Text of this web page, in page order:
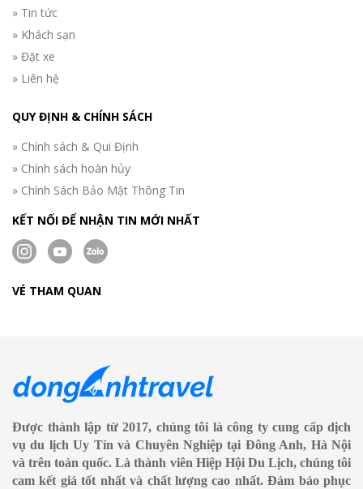
» Tin tức
» Khách sạn
» Đặt xe
» Liên hệ
QUY ĐỊNH & CHÍNH SÁCH
» Chính sách & Qui Định
» Chính sách hoàn hủy
» Chính Sách Bảo Mật Thông Tin
KẾT NỐI ĐỂ NHẬN TIN MỚI NHẤT
VÉ THAM QUAN
Được thành lập từ 2017, chúng tôi là công ty cung cấp dịch
vụ du lịch Uy Tín và Chuyên Nghiệp tại Đông Anh, Hà Nội
và trên toàn quốc. Là thành viên Hiệp Hội Du Lịch, chúng tôi
cam kết giá tốt nhất và chất lượng cao nhất. Đảm bảo phục